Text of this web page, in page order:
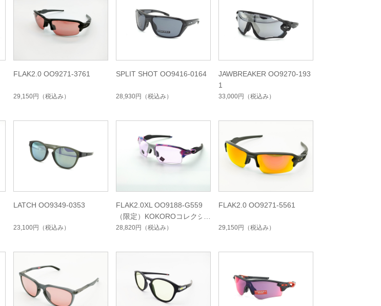
FLAK2.0 OO9271-3761
29,150円 （税込み）
SPLIT SHOT OO9416-0164
28,930円 （税込み）
JAWBREAKER OO9270-193
1
33,000円 （税込み）
LATCH OO9349-0353
23,100円 （税込み）
FLAK2.0XL OO9188-G559
（限定）KOKOROコレクシ
ョン
28,820円 （税込み）
FLAK2.0 OO9271-5561
29,150円 （税込み）